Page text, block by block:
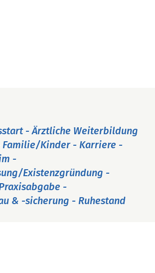
- Ärztliche Weiterbildung
Familie/Kinder - Karriere -
-
Existenzgründung -
-
& -sicherung - Ruhestand